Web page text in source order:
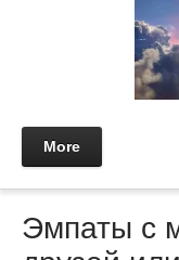
More
Эмпаты с